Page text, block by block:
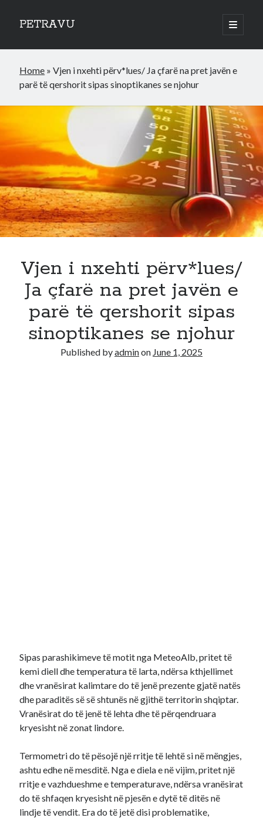
PETRAVU
open
primary
Sidebar
Bank
Credit Cards
Home »Vjen i nxehti përv*lues/ Ja çfarë na pret javën e
parë të qershorit sipas sinoptikanes se njohur
Vjen i nxehti përv*lues/
Ja çfarë na pret javën e
parë të qershorit sipas
sinoptikanes se njohur
Published byadminon June 1, 2025
Sipas parashikimeve të motit nga MeteoAlb, pritet të
kemi diell dhe temperatura të larta, ndërsa kthjellimet
dhe vranësirat kalimtare do të jenë prezente gjatë natës
dhe paraditës së së shtunës në gjithë territorin shqiptar.
Vranësirat do të jenë të lehta dhe të përqendruara
kryesisht në zonat lindore.
Termometri do të pësojë një rritje të lehtë si në mëngjes,
ashtu edhe në mesditë. Nga e diela e në vijim, pritet një
rritje e vazhdueshme e temperaturave, ndërsa vranësirat
do të shfaqen kryesisht në pjesën e dytë të ditës në
lindje të vendit. Era do të jetë disi problematike,